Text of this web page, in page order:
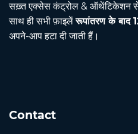
सख़्त एक्सेस कंट्रोल & ऑथेंटिकेशन से
साथ ही सभी फ़ाइलेंरूपांतरण के बाद
अपने-आप हटा दी जाती हैं।
Contact